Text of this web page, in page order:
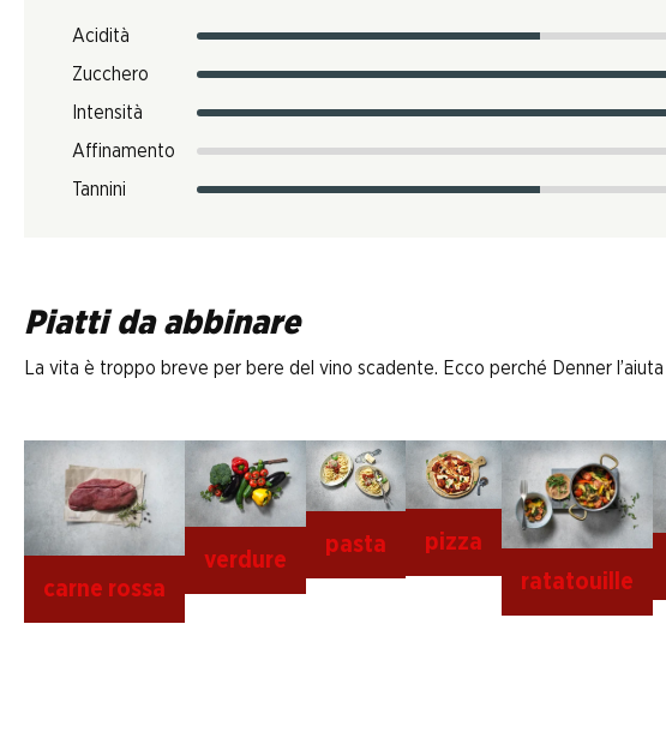
Acidità
Zucchero
Intensità
Affinamento
Tannini
Piatti da abbinare
La vita è troppo breve per bere del vino scadente. Ecco perché Denner
carne rossa
verdure
pasta
pizza
ratatouille